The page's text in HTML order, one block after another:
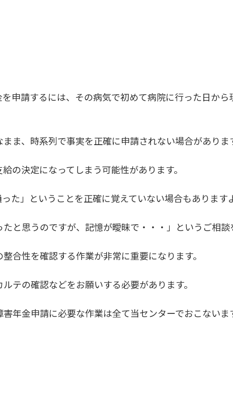
申請するには、その病気で初めて病院に行った日か
ま、時系列で事実を正確に申請されない場合がありま
の決定になってしまう可能性があります。
た」ということを正確に覚えていない場合もあります
と思うのですが、記憶が曖昧で・・・」というご相談
合性を確認する作業が非常に重要になります。
テの確認などをお願いする必要があります。
年金申請に必要な作業は全て当センターでおこないま